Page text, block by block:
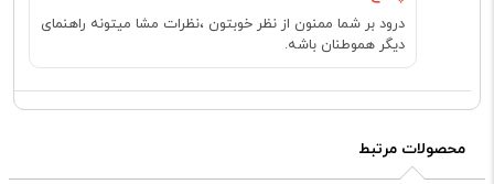
درود بر شما ممنون از نظر خوبتون ،نظرات مشا میتونه راهنمای
دیگر هموطنان باشه.
محصولات مرتبط